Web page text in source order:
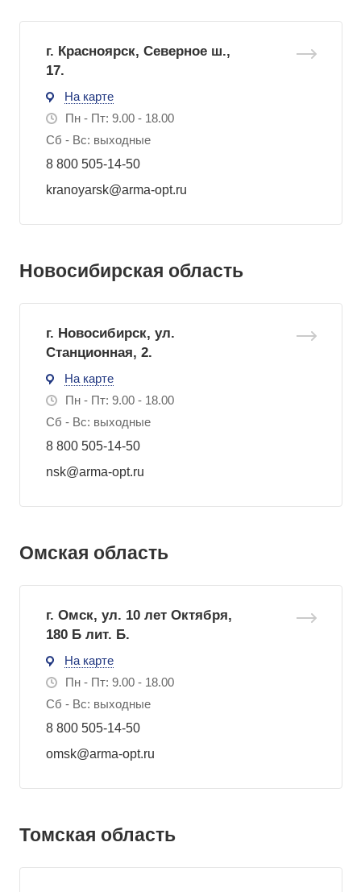
г. Красноярск, Северное ш.,
17.
На карте
Пн - Пт: 9.00 - 18.00
Сб - Вс: выходные
8 800 505-14-50
kranoyarsk@arma-opt.ru
Новосибирская область
г. Новосибирск, ул.
Станционная, 2.
На карте
Пн - Пт: 9.00 - 18.00
Сб - Вс: выходные
8 800 505-14-50
nsk@arma-opt.ru
Омская область
г. Омск, ул. 10 лет Октября,
180 Б лит. Б.
На карте
Пн - Пт: 9.00 - 18.00
Сб - Вс: выходные
8 800 505-14-50
omsk@arma-opt.ru
Томская область